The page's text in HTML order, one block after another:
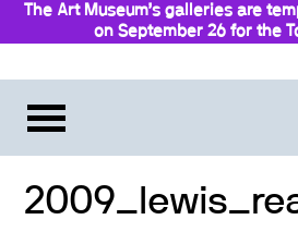
The Art Museum’s galleries are
on September 26 for the